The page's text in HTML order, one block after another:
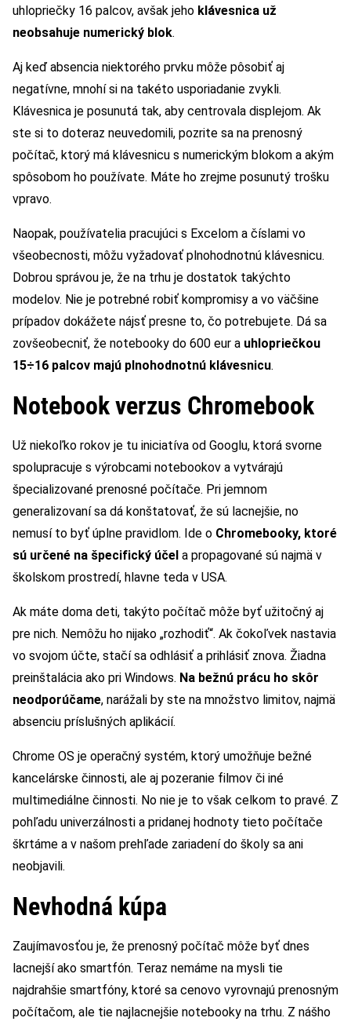
uhlopriečky 16 palcov, avšak jeho klávesnica už
neobsahuje numerický blok.
Aj keď absencia niektorého prvku môže pôsobiť aj
negatívne, mnohí si na takéto usporiadanie zvykli.
Klávesnica je posunutá tak, aby centrovala displejom. Ak
ste si to doteraz neuvedomili, pozrite sa na prenosný
počítač, ktorý má klávesnicu s numerickým blokom a akým
spôsobom ho používate. Máte ho zrejme posunutý trošku
vpravo.
Naopak, používatelia pracujúci s Excelom a číslami vo
všeobecnosti, môžu vyžadovať plnohodnotnú klávesnicu.
Dobrou správou je, že na trhu je dostatok takýchto
modelov. Nie je potrebné robiť kompromisy a vo väčšine
prípadov dokážete nájsť presne to, čo potrebujete. Dá sa
zovšeobecniť, že notebooky do 600 eur a uhlopriečkou
15÷16 palcov majú plnohodnotnú klávesnicu.
Notebook verzus Chromebook
Už niekoľko rokov je tu iniciatíva od Googlu, ktorá svorne
spolupracuje s výrobcami notebookov a vytvárajú
špecializované prenosné počítače. Pri jemnom
generalizovaní sa dá konštatovať, že sú lacnejšie, no
nemusí to byť úplne pravidlom. Ide o Chromebooky, ktoré
sú určené na špecifický účel a propagované sú najmä v
školskom prostredí, hlavne teda v USA.
Ak máte doma deti, takýto počítač môže byť užitočný aj
pre nich. Nemôžu ho nijako „rozhodiť“. Ak čokoľvek nastavia
vo svojom účte, stačí sa odhlásiť a prihlásiť znova. Žiadna
preinštalácia ako pri Windows. Na bežnú prácu ho skôr
neodporúčame, narážali by ste na množstvo limitov, najmä
absenciu príslušných aplikácií.
Chrome OS je operačný systém, ktorý umožňuje bežné
kancelárske činnosti, ale aj pozeranie filmov či iné
multimediálne činnosti. No nie je to však celkom to pravé. Z
pohľadu univerzálnosti a pridanej hodnoty tieto počítače
škrtáme a v našom prehľade zariadení do školy sa ani
neobjavili.
Nevhodná kúpa
Zaujímavosťou je, že prenosný počítač môže byť dnes
lacnejší ako smartfón. Teraz nemáme na mysli tie
najdrahšie smartfóny, ktoré sa cenovo vyrovnajú prenosným
počítačom, ale tie najlacnejšie notebooky na trhu. Z nášho